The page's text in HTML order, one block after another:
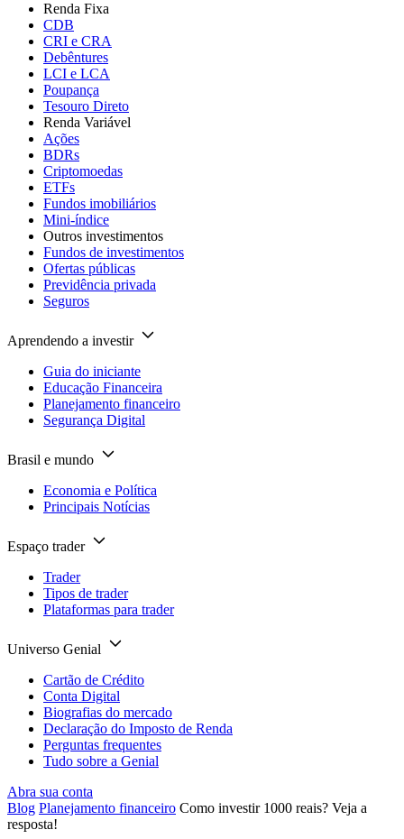
Renda Fixa
CDB
CRI e CRA
Debêntures
LCI e LCA
Poupança
Tesouro Direto
Renda Variável
Ações
BDRs
Criptomoedas
ETFs
Fundos imobiliários
Mini-índice
Outros investimentos
Fundos de investimentos
Ofertas públicas
Previdência privada
Seguros
Aprendendo a investir
Guia do iniciante
Educação Financeira
Planejamento financeiro
Segurança Digital
Brasil e mundo
Economia e Política
Principais Notícias
Espaço trader
Trader
Tipos de trader
Plataformas para trader
Universo Genial
Cartão de Crédito
Conta Digital
Biografias do mercado
Declaração do Imposto de Renda
Perguntas frequentes
Tudo sobre a Genial
Abra sua conta
Blog Planejamento financeiro Como investir 1000 reais? Veja a
resposta!